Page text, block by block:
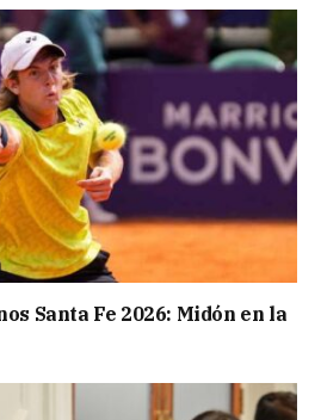
Santa Fe 2026: Midón en la